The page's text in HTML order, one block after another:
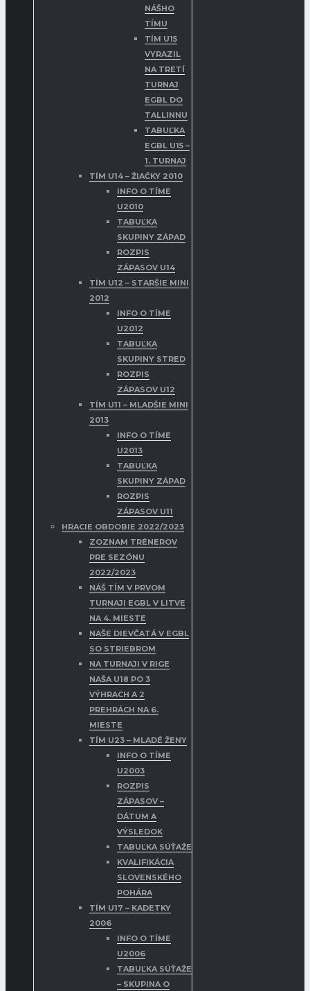
NÁŠHO
TÍMU
TÍM U15
VYRAZIL
NA TRETÍ
TURNAJ
EGBL DO
TALLINNU
TABUĽKA
EGBL U15 –
1. TURNAJ
TÍM U14 – ŽIAČKY 2010
INFO O TÍME
U2010
TABUĽKA
SKUPINY ZÁPAD
ROZPIS
ZÁPASOV U14
TÍM U12 – STARŠIE MINI
2012
INFO O TÍME
U2012
TABUĽKA
SKUPINY STRED
ROZPIS
ZÁPASOV U12
TÍM U11 – MLADŠIE MINI
2013
INFO O TÍME
U2013
TABUĽKA
SKUPINY ZÁPAD
ROZPIS
ZÁPASOV U11
HRACIE OBDOBIE 2022/2023
ZOZNAM TRÉNEROV
PRE SEZÓNU
2022/2023
NÁŠ TÍM V PRVOM
TURNAJI EGBL V LITVE
NA 4. MIESTE
NAŠE DIEVČATÁ V EGBL
SO STRIEBROM
NA TURNAJI V RIGE
NAŠA U18 PO 3
VÝHRACH A 2
PREHRÁCH NA 6.
MIESTE
TÍM U23 – MLADÉ ŽENY
INFO O TÍME
U2003
ROZPIS
ZÁPASOV –
DÁTUM A
VÝSLEDOK
TABUĽKA SÚŤAŽE
KVALIFIKÁCIA
SLOVENSKÉHO
POHÁRA
TÍM U17 – KADETKY
2006
INFO O TÍME
U2006
TABUĽKA SÚŤAŽE
– SKUPINA O